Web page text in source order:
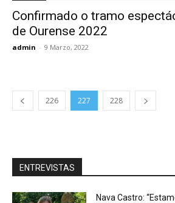
Confirmado o tramo
de Ourense 2022
admin - 9 Marzo, 2022
226 227 228
ENTREVISTAS
Nava Castro: